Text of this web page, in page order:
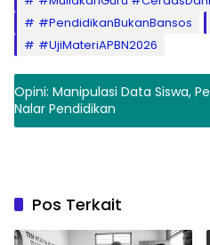
​#PendidikanBukanBansos
​#UjiMateriAPBN2026
Opini: Manipulasi Data Siswa,
Nalar Pendidikan
Pos Terkait